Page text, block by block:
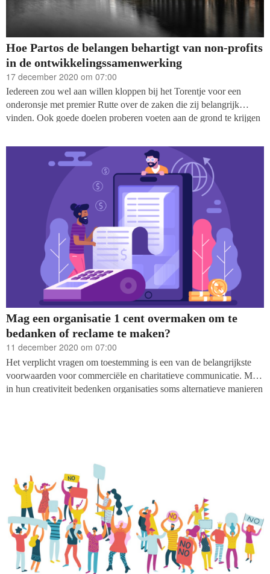
Hoe Partos de belangen behartigt van non-profits
in de ontwikkelingssamenwerking
17 december 2020 om 07:00
Iedereen zou wel aan willen kloppen bij het Torentje voor een
onderonsje met premier Rutte over de zaken die zij belangrijk
vinden. Ook goede doelen proberen voeten aan de grond te krijgen
fondsenwerving bespreekt het met Koos de Bruijn,
lobbycoördinator van branchevereniging Partos.
Mag een organisatie 1 cent overmaken om te
bedanken of reclame te maken?
11 december 2020 om 07:00
Het verplicht vragen om toestemming is een van de belangrijkste
voorwaarden voor commerciële en charitatieve communicatie. Maar
in hun creativiteit bedenken organisaties soms alternatieve manieren